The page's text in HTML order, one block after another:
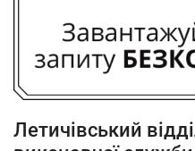
Летичівський